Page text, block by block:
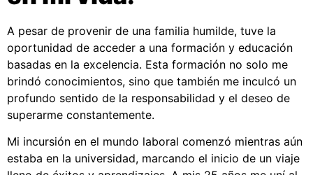
A pesar de provenir de una familia humilde, tuve la
oportunidad de acceder a una formación y educación
basadas en la excelencia. Esta formación no solo me
brindó conocimientos, sino que también me inculcó un
profundo sentido de la responsabilidad y el deseo de
superarme constantemente.
Mi incursión en el mundo laboral comenzó mientras aún
estaba en la universidad, marcando el inicio de un viaje